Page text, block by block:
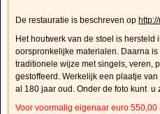
De restauratie is beschreven op
Het houtwerk van de stoel is hersteld
oorspronkelijke materialen. Daarna
traditionele wijze met singels, veren,
gestoffeerd. Werkelijk een plaatje
al 180 jaar oud. Onder de foto kunt u
Voor voormalig eigenaar euro